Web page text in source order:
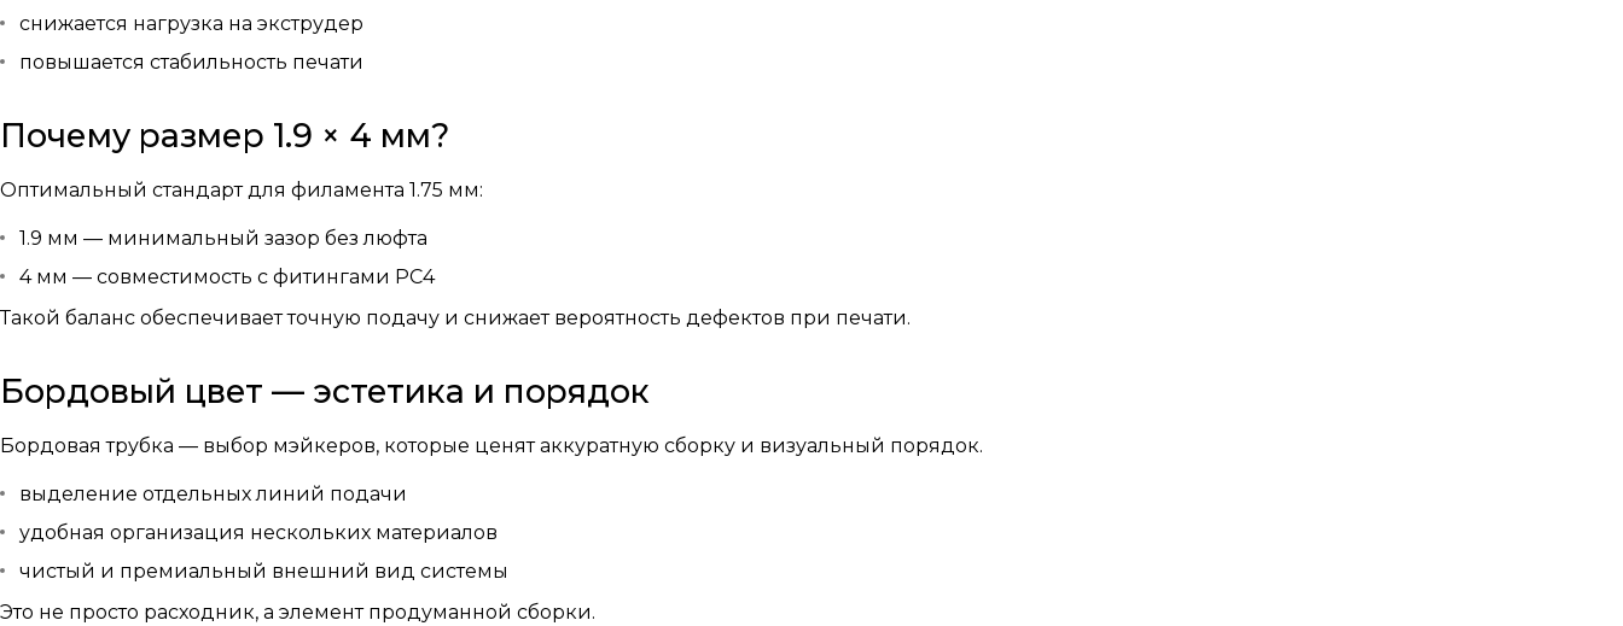
снижается нагрузка на экструдер
повышается стабильность печати
Почему размер 1.9 × 4 мм?
Оптимальный стандарт для филамента 1.75 мм:
1.9 мм — минимальный зазор без люфта
4 мм — совместимость с фитингами PC4
Такой баланс обеспечивает точную подачу и снижает вероятность дефектов при печати.
Бордовый цвет — эстетика и порядок
Бордовая трубка — выбор мэйкеров, которые ценят аккуратную сборку и визуальный порядок.
выделение отдельных линий подачи
удобная организация нескольких материалов
чистый и премиальный внешний вид системы
Это не просто расходник, а элемент продуманной сборки.